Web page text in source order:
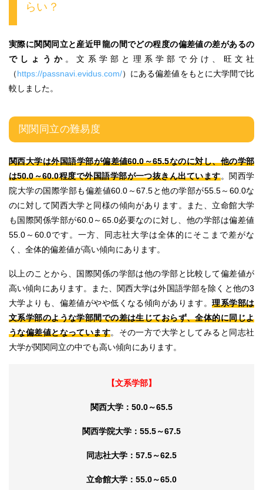
らい？
実際に関関同立と産近甲龍の間でどの程度の偏差値の差があるの
でしょうか 。文系学部と理系学部で分け、旺文社
（https://passnavi.evidus.com/）にある偏差値をもとに大学間で比
較しました。
関関同立の難易度
関西大学は外国語学部が偏差値60.0～65.5なのに対し、他の学部
は50.0～60.0程度で外国語学部が一つ抜きん出ています。関西学
院大学の国際学部も偏差値60.0～67.5と他の学部が55.5～60.0な
のに対して関西大学と同様の傾向があります。また、立命館大学
も国際関係学部が60.0～65.0必要なのに対し、他の学部は偏差値
55.0～60.0です。一方、同志社大学は全体的にそこまで差がな
く、全体的偏差値が高い傾向にあります。
以上のことから、国際関係の学部は他の学部と比較して偏差値が
高い傾向にあります。また、関西大学は外国語学部を除くと他の3
大学よりも、偏差値がやや低くなる傾向があります。理系学部は
文系学部のような学部間での差は生じておらず、全体的に同じよ
うな偏差値となっています。その一方で大学としてみると同志社
大学が関関同立の中でも高い傾向にあります。
【文系学部】
関西大学：50.0～65.5
関西学院大学：55.5～67.5
同志社大学：57.5～62.5
立命館大学：55.0～65.0